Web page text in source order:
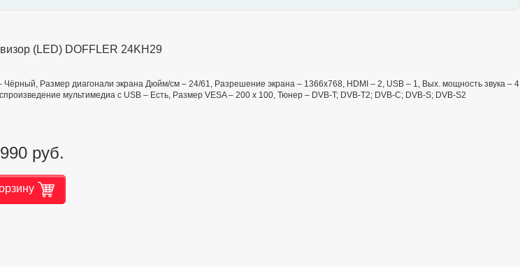
(LED) DOFFLER 24KH29
Чёрный, Размер диагонали экрана Дюйм/см – 24/61, Разрешение экрана – 1366x768, HDMI – 2, USB – 1, Вых. мощность звука – 4
мультимедиа с USB – Есть, Размер VESA – 200 x 100, Тюнер – DVB-T; DVB-T2; DVB-C; DVB-S; DVB-S2
руб.